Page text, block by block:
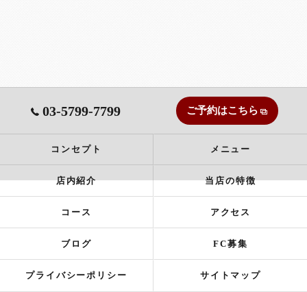
03-5799-7799 ご予約はこちら
コンセプト メニュー
店内紹介 当店の特徴
コース アクセス
ブログ FC募集
プライバシーポリシー サイトマップ